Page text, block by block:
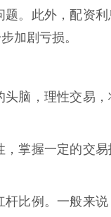
。此外，配资利
加剧亏损。
脑，理性交易，
掌握一定的交
比例。一般来说